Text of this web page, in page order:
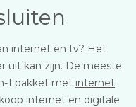
internet en tv? Het
uit kan zijn. De meeste
1 pakket met internet
internet en digitale